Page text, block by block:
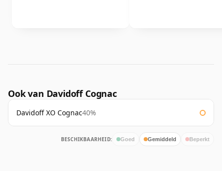
Ook van Davidoff Cognac
Davidoff XO Cognac40%
BESCHIKBAARHEID: Goed Gemiddeld Beperkt